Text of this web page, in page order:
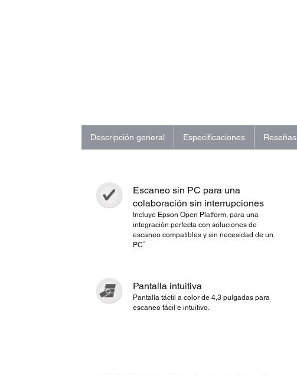
Descripción general Especificaciones Reseñas
Escaneo sin PC para una
colaboración sin interrupciones
Incluye Epson Open Platform, para una
integración perfecta con soluciones de
escaneo compatibles y sin necesidad de un
PC 3
Pantalla intuitiva
Pantalla táctil a color de 4,3 pulgadas para
escaneo fácil e intuitivo.